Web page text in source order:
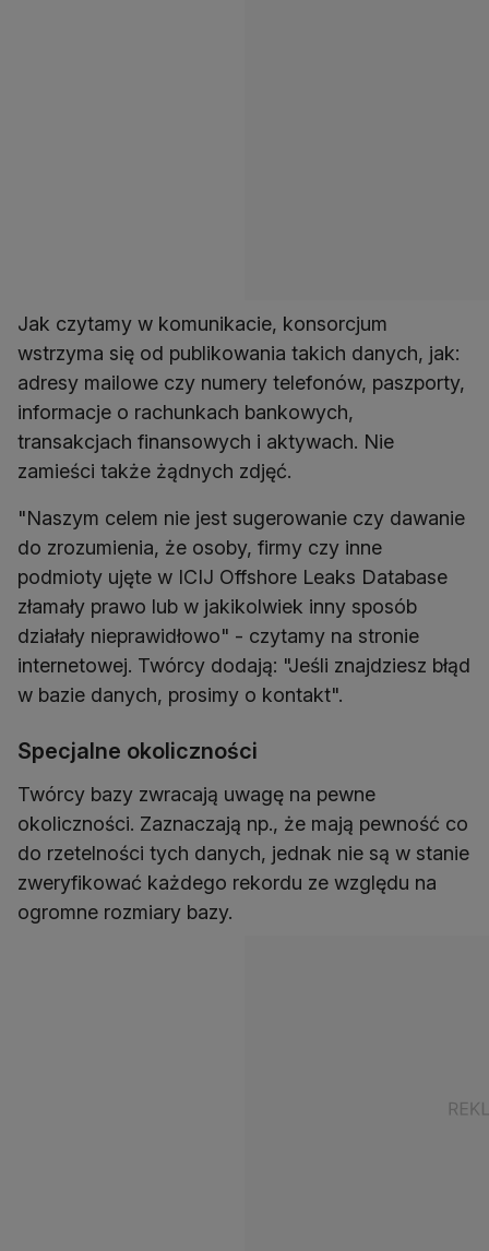
Jak czytamy w komunikacie, konsorcjum
wstrzyma się od publikowania takich danych, jak:
adresy mailowe czy numery telefonów, paszporty,
informacje o rachunkach bankowych,
transakcjach finansowych i aktywach. Nie
zamieści także żądnych zdjęć.
"Naszym celem nie jest sugerowanie czy dawanie
do zrozumienia, że osoby, firmy czy inne
podmioty ujęte w ICIJ Offshore Leaks Database
złamały prawo lub w jakikolwiek inny sposób
działały nieprawidłowo" - czytamy na stronie
internetowej. Twórcy dodają: "Jeśli znajdziesz błąd
w bazie danych, prosimy o kontakt".
Specjalne okoliczności
Twórcy bazy zwracają uwagę na pewne
okoliczności. Zaznaczają np., że mają pewność co
do rzetelności tych danych, jednak nie są w stanie
zweryfikować każdego rekordu ze względu na
ogromne rozmiary bazy.